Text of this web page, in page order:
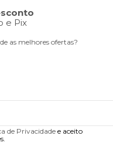
e Pix
as melhores ofertas?
de Privacidadee aceito